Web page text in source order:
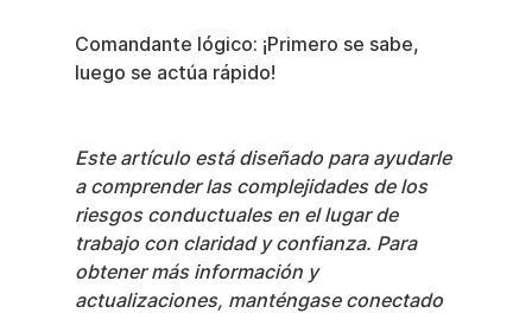
Comandante lógico: ¡Primero se sabe,
luego se actúa rápido!
Este artículo está diseñado para ayudarle
a comprender las complejidades de los
riesgos conductuales en el lugar de
trabajo con claridad y confianza. Para
obtener más información y
actualizaciones, manténgase conectado